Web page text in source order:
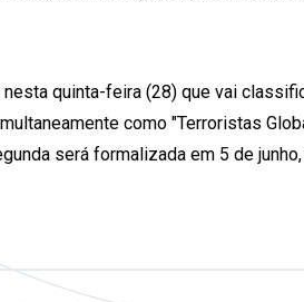
quinta-feira (28) que vai
como "Terroristas
será formalizada em 5 de